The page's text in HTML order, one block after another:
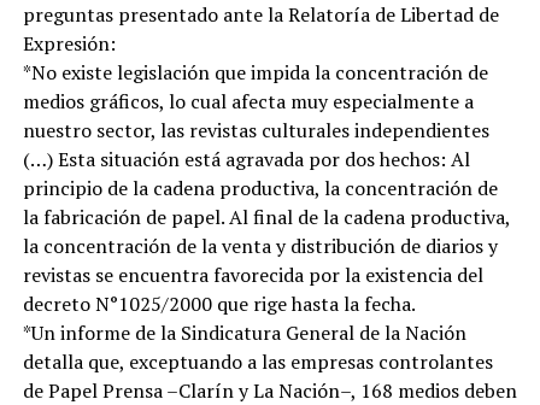
preguntas presentado ante la Relatoría de Libertad de
Expresión:
*No existe legislación que impida la concentración de
medios gráficos, lo cual afecta muy especialmente a
nuestro sector, las revistas culturales independientes
(…) Esta situación está agravada por dos hechos: Al
principio de la cadena productiva, la concentración de
la fabricación de papel. Al final de la cadena productiva,
la concentración de la venta y distribución de diarios y
revistas se encuentra favorecida por la existencia del
decreto N°1025/2000 que rige hasta la fecha.
*Un informe de la Sindicatura General de la Nación
detalla que, exceptuando a las empresas controlantes
de Papel Prensa –Clarín y La Nación–, 168 medios deben